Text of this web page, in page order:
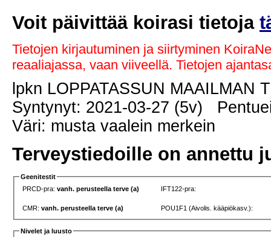
Voit päivittää koirasi tietoja
Tietojen kirjautuminen ja siirtyminen
reaaliajassa, vaan viiveellä. Tietojen
lpkn LOPPATASSUN MAAILMAN
Syntynyt: 2021-03-27 (5v)
Väri: musta vaalein merkein
Terveystiedoille on annettu
Geenitestit
PRCD-pra:vanh. perusteella terve (a) IFT122-pra:
CMR:vanh. perusteella terve (a) POU1F1 (Aivolis. kääpiökasv.):
Nivelet ja luusto